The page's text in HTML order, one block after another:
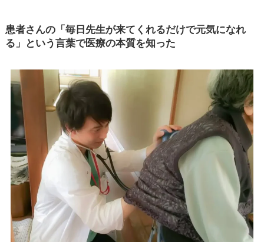
患者さんの「毎日先生が来てくれるだけで元気になれ
る」という言葉で医療の本質を知った